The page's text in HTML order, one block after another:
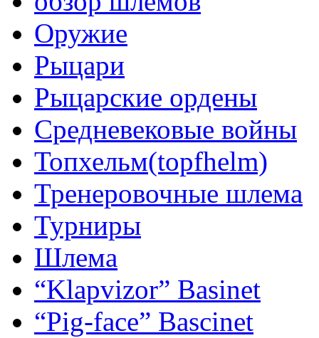
Оружие
Рыцари
Рыцарские ордены
Средневековые войны
Топхельм(topfhelm)
Тренеровочные шлема
Турниры
Шлема
“Klapvizor” Basinet
“Pig-face” Bascinet